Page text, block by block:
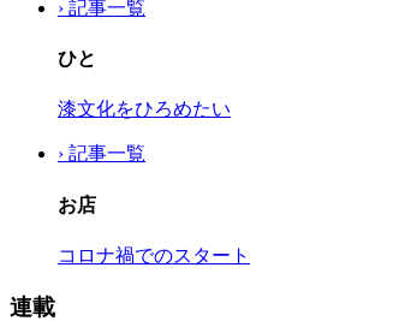
› 記事一覧
ひと
漆文化をひろめたい
› 記事一覧
お店
コロナ禍でのスタート
連載